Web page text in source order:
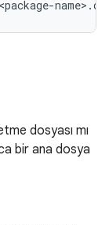
dosyası mı
bir ana dosya